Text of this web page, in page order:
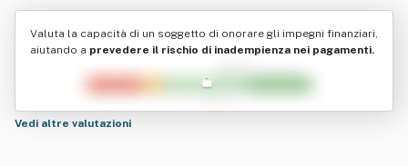
Valuta la capacità di un soggetto di onorare gli impegni finanziari,
aiutando a prevedere il rischio di inadempienza nei pagamenti.
Vedi altre valutazioni